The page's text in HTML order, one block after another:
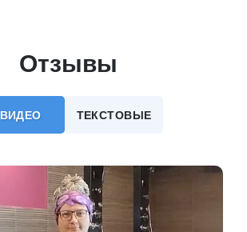
Отзывы
ВИДЕО ТЕКСТОВЫЕ